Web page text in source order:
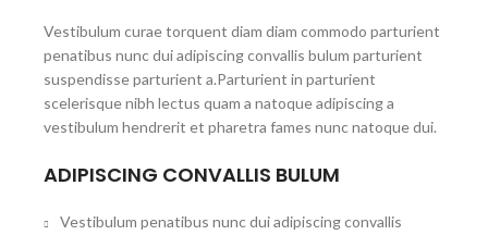
Vestibulum curae torquent diam diam commodo parturient
penatibus nunc dui adipiscing convallis bulum parturient
suspendisse parturient a.Parturient in parturient
scelerisque nibh lectus quam a natoque adipiscing a
vestibulum hendrerit et pharetra fames nunc natoque dui.
ADIPISCING CONVALLIS BULUM
Vestibulum penatibus nunc dui adipiscing convallis